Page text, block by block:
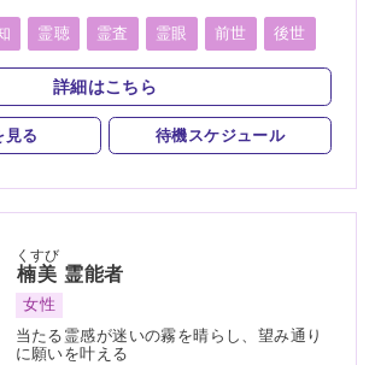
過去、浮気、心霊相談、改名
霊聴 霊査 霊眼 前世 後世
縁切り 除霊 浄霊 祈願 祈祷
魂抜 チャクラ
ウンセリング
詳細はこちら
見る 待機スケジュール
楠美
くすび
霊能者
女性
当たる霊感が迷いの霧を晴らし、望み通り
に願いを叶える